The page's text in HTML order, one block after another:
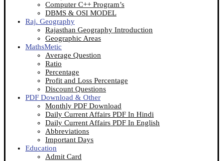
Computer C++ Program’s
DBMS & OSI MODEL
Raj. Geography
Rajasthan Geography Introduction
Geographic Areas
MathsMetic
Average Question
Ratio
Percentage
Profit and Loss Percentage
Discount Questions
PDF Download & Other
Monthly PDF Download
Daily Current Affairs PDF In Hindi
Daily Current Affairs PDF In English
Abbreviations
Important Days
Education
Admit Card